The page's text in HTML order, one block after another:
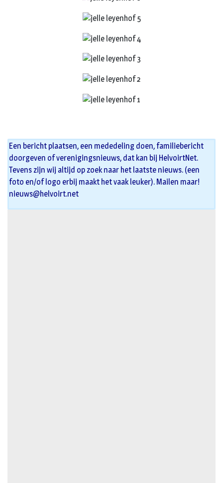
Een bericht plaatsen, een mededeling doen, familiebericht
doorgeven of verenigingsnieuws, dat kan bij HelvoirtNet.
Tevens zijn wij altijd op zoek naar het laatste nieuws. (een
foto en/of logo erbij maakt het vaak leuker). Mailen maar!
nieuws@helvoirt.net